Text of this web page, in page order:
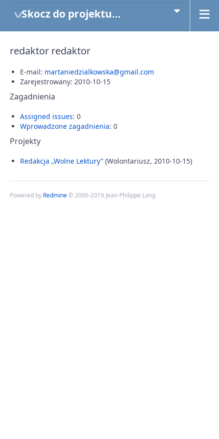
Skocz do projektu...
redaktor redaktor
E-mail: martaniedzialkowska@gmail.com
Zarejestrowany: 2010-10-15
Zagadnienia
Assigned issues: 0
Wprowadzone zagadnienia: 0
Projekty
Redakcja „Wolne Lektury” (Wolontariusz, 2010-10-15)
Powered by Redmine© 2006-2019 Jean-Philippe Lang